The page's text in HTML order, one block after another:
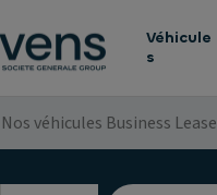
Véhicule
s
Nos véhicules Business Lease